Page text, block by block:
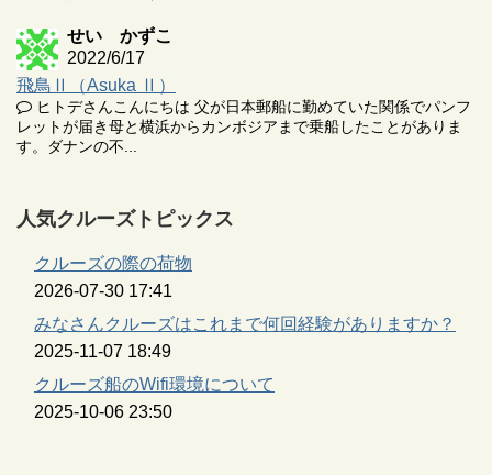
せい かずこ
2022/6/17
飛鳥Ⅱ（Asuka Ⅱ）
ヒトデさんこんにちは 父が日本郵船に勤めていた関係でパンフ
レットが届き母と横浜からカンボジアまで乗船したことがありま
す。ダナンの不...
人気クルーズトピックス
クルーズの際の荷物
2026-07-30 17:41
みなさんクルーズはこれまで何回経験がありますか？
2025-11-07 18:49
クルーズ船のWifi環境について
2025-10-06 23:50